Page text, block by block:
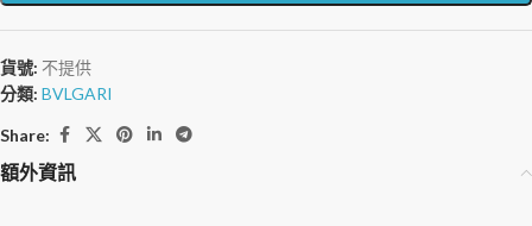
貨號: 不提供
分類: BVLGARI
Share:
額外資訊